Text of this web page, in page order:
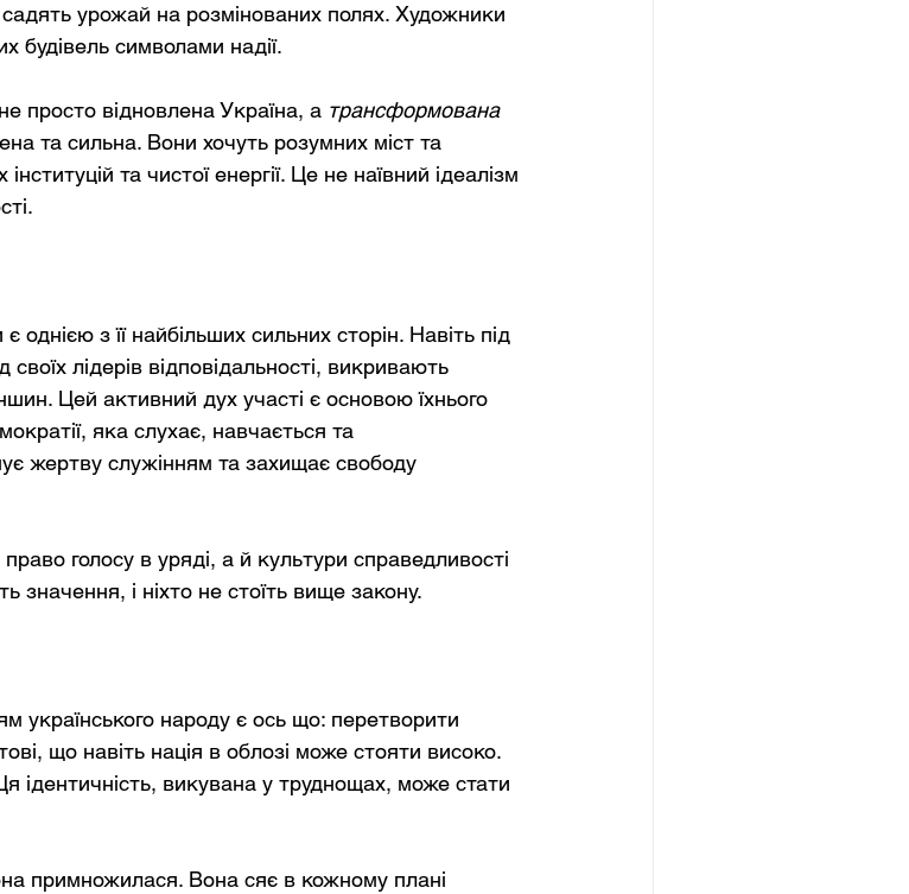
урожай на розмінованих полях. Художники
будівель символами надії.
просто відновлена Україна, а трансформована
та сильна. Вони хочуть розумних міст та
та чистої енергії. Це не наївний ідеалізм
однією з її найбільших сильних сторін. Навіть під
лідерів відповідальності, викривають
Цей активний дух участі є основою їхнього
яка слухає, навчається та
жертву служінням та захищає свободу
голосу в уряді, а й культури справедливості
і ніхто не стоїть вище закону.
українського народу є ось що: перетворити
що навіть нація в облозі може стояти високо.
ідентичність, викувана у труднощах, може стати
примножилася. Вона сяє в кожному плані